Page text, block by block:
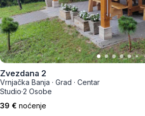
Zvezdana 2
Vrnjačka Banja · Grad · Centar
Studio·2 Osobe
39 € noćenje